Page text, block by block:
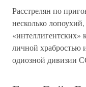
Расстрелян по
несколько
«интеллигентских»
личной храбростью
одиозной дивизии